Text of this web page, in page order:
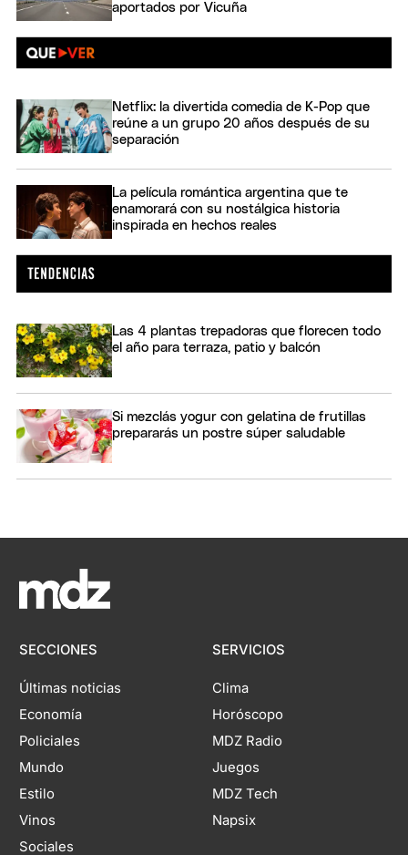
aportados por Vicuña
Netflix: la divertida comedia de K-Pop que
reúne a un grupo 20 años después de su
separación
La película romántica argentina que te
enamorará con su nostálgica historia
inspirada en hechos reales
Las 4 plantas trepadoras que florecen todo
el año para terraza, patio y balcón
Si mezclás yogur con gelatina de frutillas
prepararás un postre súper saludable
SECCIONES
Últimas noticias
Economía
Policiales
Mundo
Estilo
Vinos
Sociales
SERVICIOS
Clima
Horóscopo
MDZ Radio
Juegos
MDZ Tech
Napsix